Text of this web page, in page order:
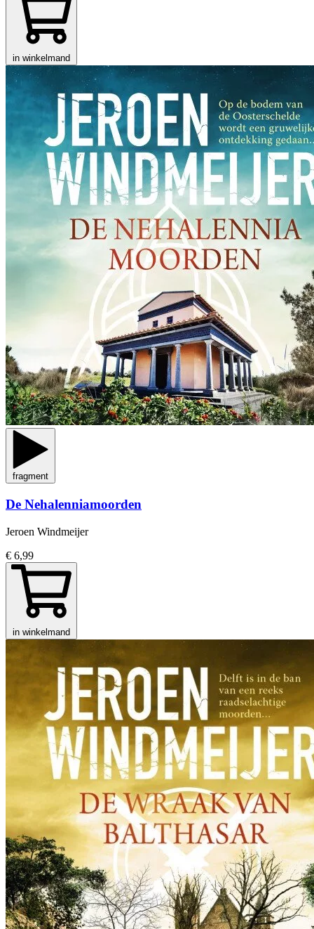
in winkelmand
fragment
De Nehalenniamoorden
Jeroen Windmeijer
€ 6,99
in winkelmand